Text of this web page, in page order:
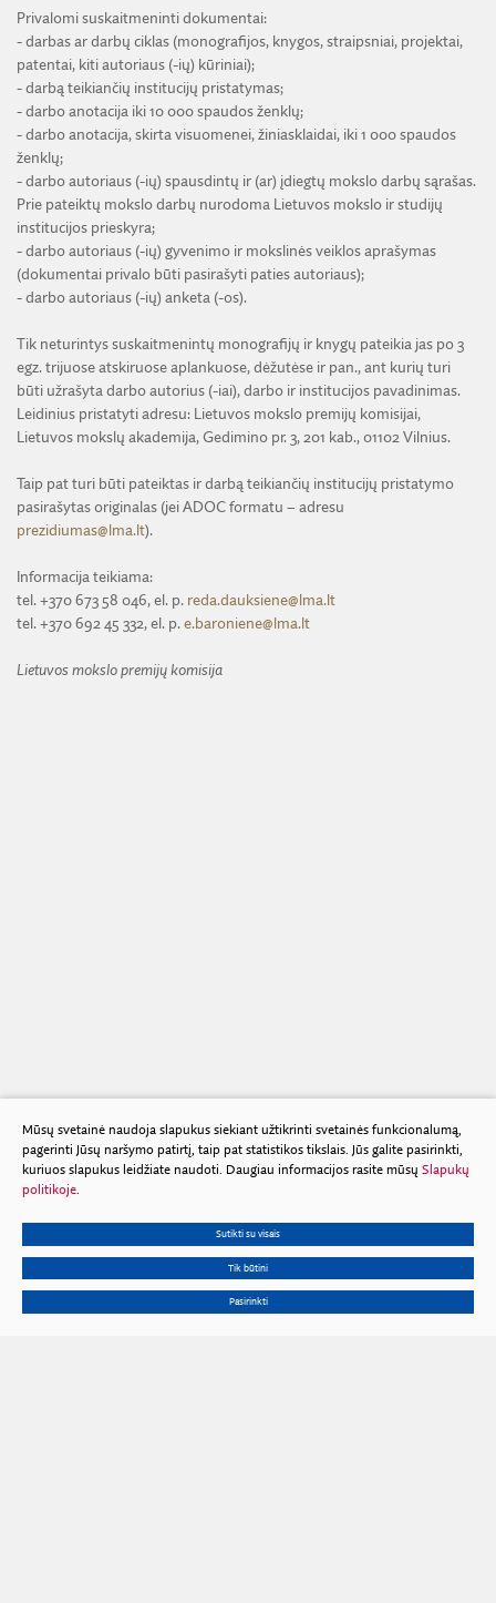
Privalomi suskaitmeninti dokumentai:
- darbas ar darbų ciklas (monografijos, knygos, straipsniai, projektai,
patentai, kiti autoriaus (-ių) kūriniai);
- darbą teikiančių institucijų pristatymas;
- darbo anotacija iki 10 000 spaudos ženklų;
- darbo anotacija, skirta visuomenei, žiniasklaidai, iki 1 000 spaudos
ženklų;
- darbo autoriaus (-ių) spausdintų ir (ar) įdiegtų mokslo darbų sąrašas.
Prie pateiktų mokslo darbų nurodoma Lietuvos mokslo ir studijų
institucijos prieskyra;
- darbo autoriaus (-ių) gyvenimo ir mokslinės veiklos aprašymas
(dokumentai privalo būti pasirašyti paties autoriaus);
- darbo autoriaus (-ių) anketa (-os).
Tik neturintys suskaitmenintų monografijų ir knygų pateikia jas po 3
egz. trijuose atskiruose aplankuose, dėžutėse ir pan., ant kurių turi
būti užrašyta darbo autorius (-iai), darbo ir institucijos pavadinimas.
Leidinius pristatyti adresu: Lietuvos mokslo premijų komisijai,
Lietuvos mokslų akademija, Gedimino pr. 3, 201 kab., 01102 Vilnius.
Taip pat turi būti pateiktas ir darbą teikiančių institucijų pristatymo
pasirašytas originalas (jei ADOC formatu – adresu
prezidiumas@lma.lt).
Informacija teikiama:
tel. +370 673 58 046, el. p. reda.dauksiene@lma.lt
tel. +370 692 45 332, el. p. e.baroniene@lma.lt
Lietuvos mokslo premijų komisija
Mūsų svetainė naudoja slapukus siekiant užtikrinti svetainės funkcionalumą,
pagerinti Jūsų naršymo patirtį, taip pat statistikos tikslais. Jūs galite pasirinkti,
kuriuos slapukus leidžiate naudoti. Daugiau informacijos rasite mūsų Slapukų
politikoje.
Sutikti su visais
Tik būtini
Pasirinkti